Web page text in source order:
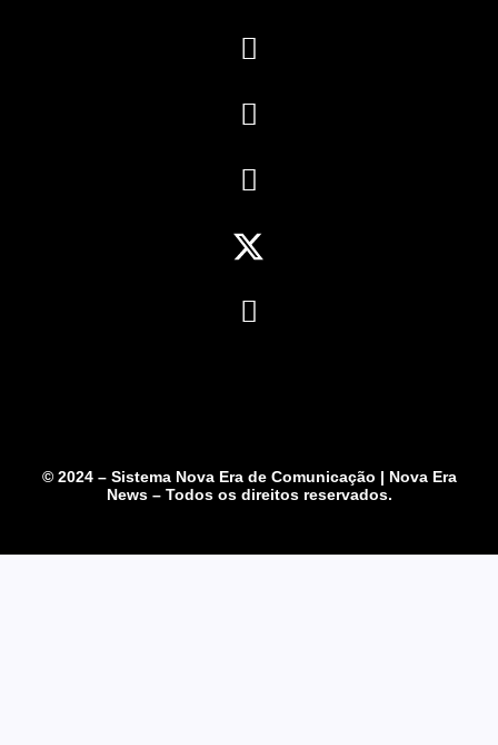
© 2024 – Sistema Nova Era de Comunicação | Nova Era
News – Todos os direitos reservados.